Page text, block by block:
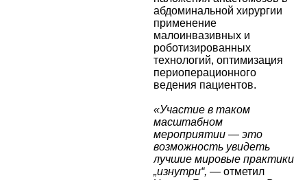
абдоминальной хирургии
применение
малоинвазивных и
роботизированных
технологий, оптимизация
периоперационного
ведения пациентов.
«Участие в таком
масштабном
мероприятии — это
возможность увидеть
лучшие мировые практики
„изнутри“, — отметил